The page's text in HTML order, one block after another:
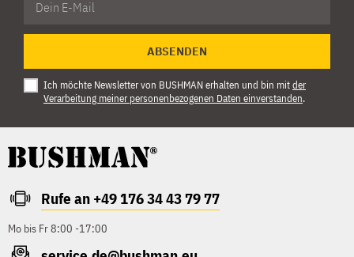
ABSENDEN
Ich möchte Newsletter von BUSHMAN erhalten und bin mitder
Verarbeitung meiner personenbezogenen Daten einverstanden.
Rufe an +49 176 34 43 79 77
Mo bis Fr 8:00 -17:00